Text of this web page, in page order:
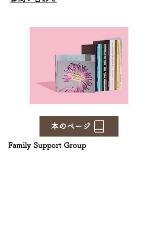
本のページ
Family Support Group